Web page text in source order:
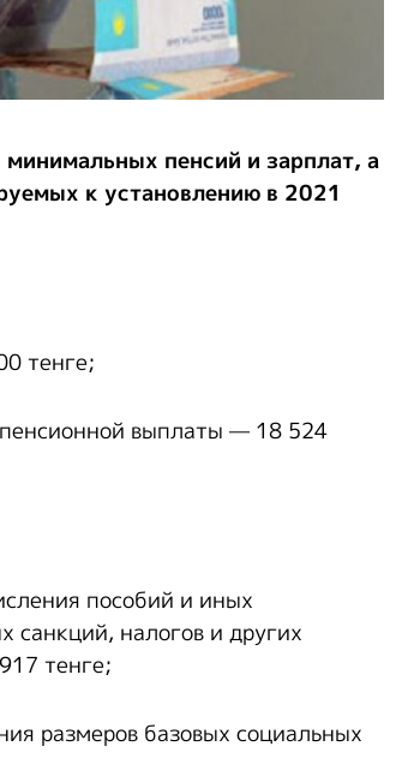
пенсий и зарплат, а
к установлению в 2021
тенге;
выплаты — 18 524
пособий и иных
налогов и других
тенге;
размеров базовых социальных